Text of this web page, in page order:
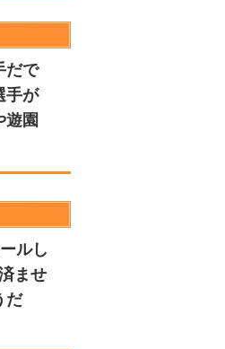
だで
手が
遊園
ルし
ませ
だ